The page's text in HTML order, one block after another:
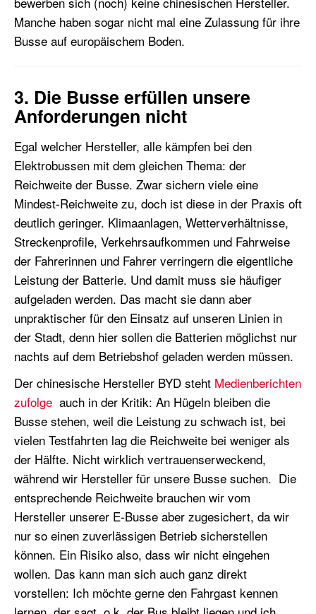
Manche haben sogar nicht mal eine Zulassung für ihre
Busse auf europäischem Boden.
3. Die Busse erfüllen unsere
Anforderungen nicht
Egal welcher Hersteller, alle kämpfen bei den
Elektrobussen mit dem gleichen Thema: der
Reichweite der Busse. Zwar sichern viele eine
Mindest-Reichweite zu, doch ist diese in der Praxis oft
deutlich geringer. Klimaanlagen, Wetterverhältnisse,
Streckenprofile, Verkehrsaufkommen und Fahrweise
der Fahrerinnen und Fahrer verringern die eigentliche
Leistung der Batterie. Und damit muss sie häufiger
aufgeladen werden. Das macht sie dann aber
unpraktischer für den Einsatz auf unseren Linien in
der Stadt, denn hier sollen die Batterien möglichst nur
nachts auf dem Betriebshof geladen werden müssen.
Der chinesische Hersteller BYD steht Medienberichten
zufolge auch in der Kritik: An Hügeln bleiben die
Busse stehen, weil die Leistung zu schwach ist, bei
vielen Testfahrten lag die Reichweite bei weniger als
der Hälfte. Nicht wirklich vertrauenserweckend,
während wir Hersteller für unsere Busse suchen. Die
entsprechende Reichweite brauchen wir vom
Hersteller unserer E-Busse aber zugesichert, da wir
nur so einen zuverlässigen Betrieb sicherstellen
können. Ein Risiko also, dass wir nicht eingehen
wollen. Das kann man sich auch ganz direkt
vorstellen: Ich möchte gerne den Fahrgast kennen